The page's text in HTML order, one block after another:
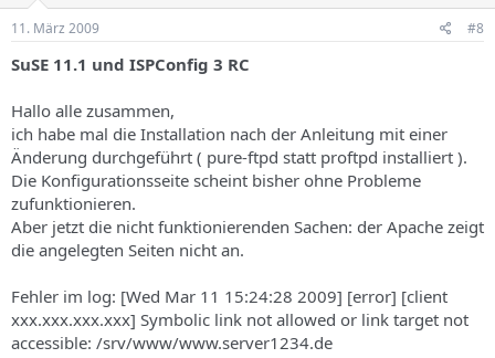
11. März 2009 #8
SuSE 11.1 und ISPConfig 3 RC
Hallo alle zusammen,
ich habe mal die Installation nach der Anleitung mit einer
Änderung durchgeführt ( pure-ftpd statt proftpd installiert ).
Die Konfigurationsseite scheint bisher ohne Probleme
zufunktionieren.
Aber jetzt die nicht funktionierenden Sachen: der Apache zeigt
die angelegten Seiten nicht an.
Fehler im log: [Wed Mar 11 15:24:28 2009] [error] [client
xxx.xxx.xxx.xxx] Symbolic link not allowed or link target not
accessible: /srv/www/www.server1234.de